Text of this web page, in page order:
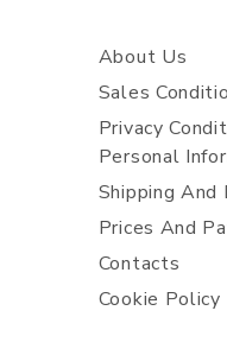
About Us
Sales
Privacy
Personal
Shipping And
Prices And
Contacts
Cookie Policy